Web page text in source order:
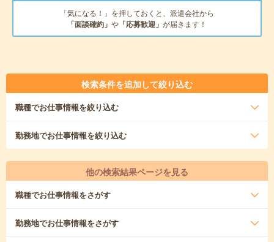
「気になる！」を押しておくと、派遣会社から
「面談確約」 や 「応募歓迎」 が届きます！
検索条件を追加して絞り込む
職種でお仕事情報を絞り込む
勤務地でお仕事情報を絞り込む
他の検索結果ページを見る
職種でお仕事情報をさがす
勤務地でお仕事情報をさがす